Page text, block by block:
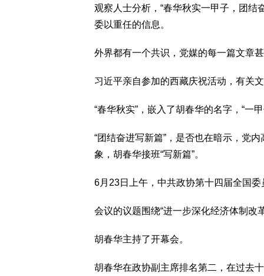
观察人士分析，“春华秋实一甲子，团结
委以重任的信息。
外界都有一个共识，党媒的每一篇文章
习近平亲自参加的西藏庆祝活动，有关
“春华秋实”，嵌入了胡春华的名字，“一
“团结奋进写新篇”，是否也在暗示，党
象，胡春华接班“写新篇”。
6月23日上午，中共政协第十四届全国
会议的议题围绕“进一步深化经济体制改
胡春华主持了开幕会。
胡春华在政协副主席排名第二，在过去